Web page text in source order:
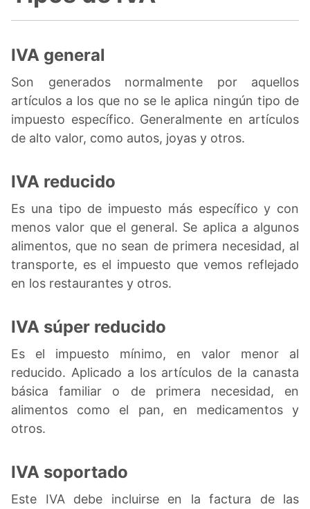
IVA general
Son generados normalmente por aquellos
artículos a los que no se le aplica ningún tipo de
impuesto específico. Generalmente en artículos
de alto valor, como autos, joyas y otros.
IVA reducido
Es una tipo de impuesto más específico y con
menos valor que el general. Se aplica a algunos
alimentos, que no sean de primera necesidad, al
transporte, es el impuesto que vemos reflejado
en los restaurantes y otros.
IVA súper reducido
Es el impuesto mínimo, en valor menor al
reducido. Aplicado a los artículos de la canasta
básica familiar o de primera necesidad, en
alimentos como el pan, en medicamentos y
otros.
IVA soportado
Este IVA debe incluirse en la factura de las